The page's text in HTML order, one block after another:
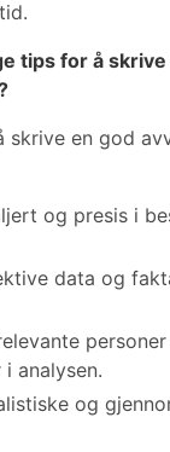
tips for å
skrive en god
og presis i
data og
analysen.
og